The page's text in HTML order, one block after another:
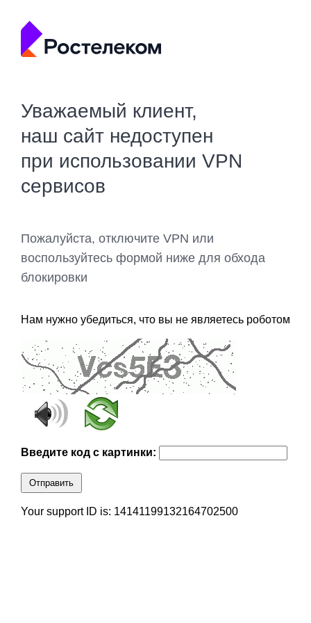
Уважаемый клиент,
наш сайт недоступен
при использовании VPN
сервисов
Пожалуйста, отключите VPN или
воспользуйтесь формой ниже для обхода
блокировки
Нам нужно убедиться, что вы не являетесь роботом
Введите код с картинки:
Отправить
Your support ID is: 14141199132164702500